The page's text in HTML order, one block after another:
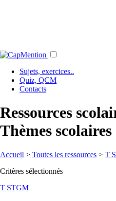
Sujets, exercices..
Quiz, QCM
Contacts
Ressources
Thèmes scolaires
Accueil > Toutes les ressources > T
Critères sélectionnés
T STGM